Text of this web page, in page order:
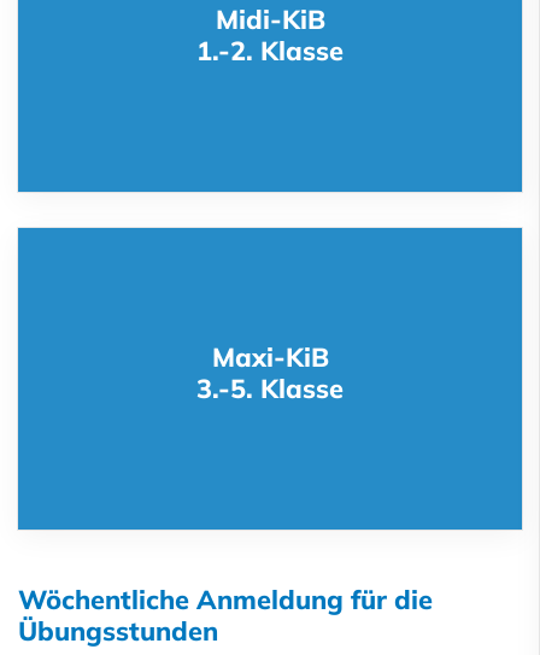
Midi-KiB
1.-2. Klasse
Maxi-KiB
3.-5. Klasse
Wöchentliche Anmeldung für die
Übungsstunden